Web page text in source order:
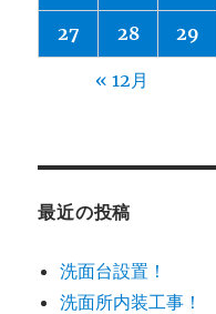
27 28 29
« 12月
最近の投稿
洗面台設置！
洗面所内装工事！